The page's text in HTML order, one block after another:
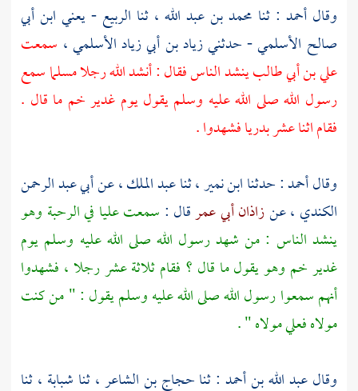
وقالأحمد : ثنا محمد بن عبد الله ، ثنا الربيع - يعني ابن أبي
صالح الأسلمي- حدثنيزياد بن أبي زياد الأسلمي، سمعت
علي بن أبي طالبينشد الناس فقال : أنشد الله رجلا مسلما سمع
رسول الله صلى الله عليه وسلم يقول يوم غدير خم ما قال .
فقام اثنا عشر بدريا فشهدوا .
وقالأحمد: حدثناابن نمير، ثناعبد الملك، عنأبي عبد الرحمن
الكندي ، عنزاذان أبي عمرقال : سمعت عليا في الرحبة وهو
ينشد الناس : من شهد رسول الله صلى الله عليه وسلم يوم
غدير خم وهو يقول ما قال ؟ فقام ثلاثة عشر رجلا ، فشهدوا
أنهم سمعوا رسول الله صلى الله عليه وسلم يقول : " من كنت
مولاه فعلي مولاه " .
وقالعبد الله بن أحمد : ثناحجاج بن الشاعر، ثنا شبابة ، ثنا